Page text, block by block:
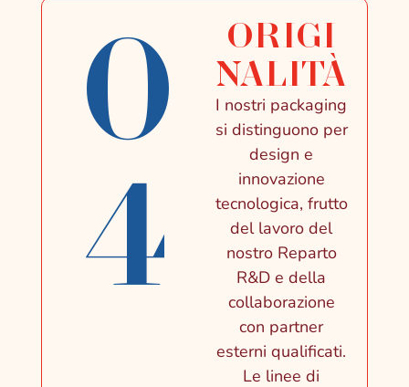
0
4
ORIGI
NALITÀ
I nostri packaging
si distinguono per
design e
innovazione
tecnologica, frutto
del lavoro del
nostro Reparto
R&D e della
collaborazione
con partner
esterni qualificati.
Le linee di